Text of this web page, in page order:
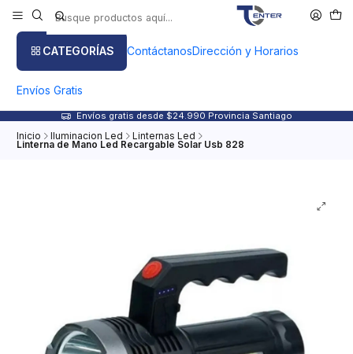
CATEGORÍAS ContáctanosDirección y Horarios
Envíos Gratis
Envíos gratis desde $24.990 Provincia Santiago
Inicio Iluminacion Led Linternas Led
Linterna de Mano Led Recargable Solar Usb 828